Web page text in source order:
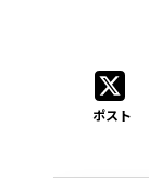
ポスト